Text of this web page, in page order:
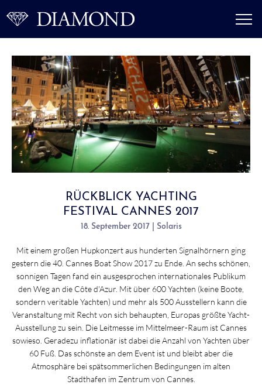
RÜCKBLICK YACHTING
FESTIVAL CANNES 2017
18. September 2017 | Solaris
Mit einem großen Hupkonzert aus hunderten Signalhörnern ging
gestern die 40. Cannes Boat Show 2017 zu Ende. An sechs schönen,
sonnigen Tagen fand ein ausgesprochen internationales Publikum
den Weg an die Côte d'Azur. Mit über 600 Yachten (keine Boote,
sondern veritable Yachten) und mehr als 500 Ausstellern kann die
Veranstaltung mit Recht von sich behaupten, Europas größte Yacht-
Ausstellung zu sein. Die Leitmesse im Mittelmeer-Raum ist Cannes
sowieso. Geradezu inflationär ist dabei die Anzahl von Yachten über
60 Fuß. Das schönste an dem Event ist und bleibt aber die
Atmosphäre bei spätsommerlichen Bedingungen im alten
Stadthafen im Zentrum von Cannes.